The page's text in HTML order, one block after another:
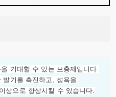
기대할 수 있는 보충제입니다.
발기를 촉진하고, 성욕을
상으로 향상시킬 수 있습니다.